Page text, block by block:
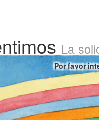
La
Por favor